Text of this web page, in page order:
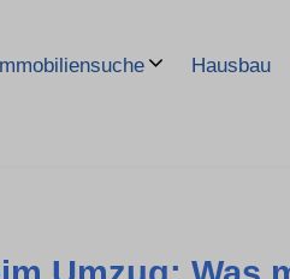
Hausbau